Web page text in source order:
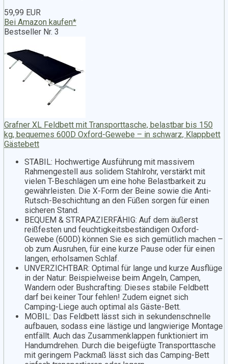
59,99 EUR
Bei Amazon kaufen*
Bestseller Nr. 3
Grafner XL Feldbett mit Transporttasche, belastbar bis 150
kg, bequemes 600D Oxford-Gewebe – in schwarz, Klappbett
Gästebett
STABIL: Hochwertige Ausführung mit massivem
Rahmengestell aus solidem Stahlrohr, verstärkt mit
vielen T-Beschlägen um eine hohe Belastbarkeit zu
gewährleisten. Die X-Form der Beine sowie die Anti-
Rutsch-Beschichtung an den Füßen sorgen für einen
sicheren Stand.
BEQUEM & STRAPAZIERFÄHIG: Auf dem äußerst
reißfesten und feuchtigkeitsbeständigen Oxford-
Gewebe (600D) können Sie es sich gemütlich machen –
ob zum Ausruhen, für eine kurze Pause oder für einen
langen, erholsamen Schlaf.
UNVERZICHTBAR: Optimal für lange und kurze Ausflüge
in der Natur: Beispielweise beim Angeln, Campen,
Wandern oder Bushcrafting: Dieses stabile Feldbett
darf bei keiner Tour fehlen! Zudem eignet sich
Camping-Liege auch optimal als Gäste-Bett.
MOBIL: Das Feldbett lässt sich in sekundenschnelle
aufbauen, sodass eine lästige und langwierige Montage
entfällt. Auch das Zusammenklappen funktioniert im
Handumdrehen. Durch die beigefügte Transporttasche
mit geringem Packmaß lässt sich das Camping-Bett